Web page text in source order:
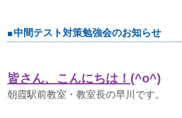
中間テスト対策勉強会のお知らせ
皆さん、こんにちは！ (^o^)
朝霞駅前教室・教室長の早川です。